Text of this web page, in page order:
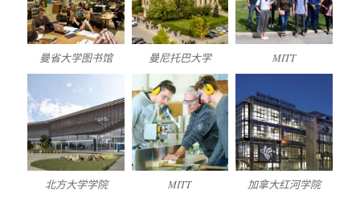
曼省大学图书馆 曼尼托巴大学 MITT
北方大学学院 MITT 加拿大红河学院